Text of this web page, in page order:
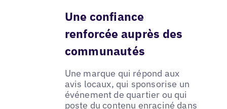
Une confiance
renforcée auprès des
communautés
Une marque qui répond aux
avis locaux, qui sponsorise un
événement de quartier ou qui
poste du contenu enraciné dans